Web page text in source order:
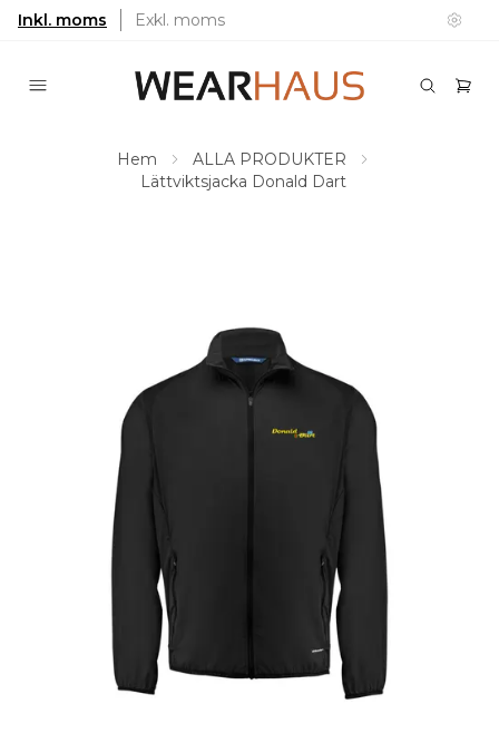
Inkl. moms Exkl. moms
Hem
ALLA PRODUKTER
Lättviktsjacka Donald Dart